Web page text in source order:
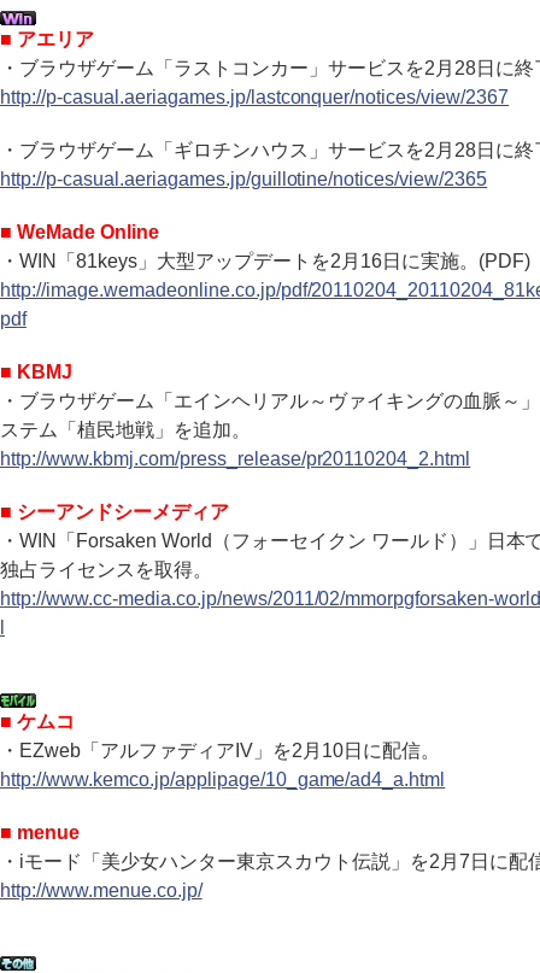
■ アエリア
・ブラウザゲーム「ラストコンカー」サービスを2月28日に終
http://p-casual.aeriagames.jp/lastconquer/notices/view/2367
・ブラウザゲーム「ギロチンハウス」サービスを2月28日に終
http://p-casual.aeriagames.jp/guillotine/notices/view/2365
■ WeMade Online
・WIN「81keys」大型アップデートを2月16日に実施。(PDF)
http://image.wemadeonline.co.jp/pdf/
pdf
■ KBMJ
・ブラウザゲーム「エインヘリアル～ヴァイキングの血脈～
ステム「植民地戦」を追加。
http://www.kbmj.com/press_release/pr20110204_2.html
■ シーアンドシーメディア
・WIN「Forsaken World（フォーセイクン ワールド）」日本
独占ライセンスを取得。
http://www.cc-media.co.jp/news/2011/02/mmorpgforsaken-
■ ケムコ
・EZweb「アルファディアIV」を2月10日に配信。
http://www.kemco.jp/applipage/10_game/ad4_a.html
■ menue
・iモード「美少女ハンター東京スカウト伝説」を2月7日に配
http://www.menue.co.jp/